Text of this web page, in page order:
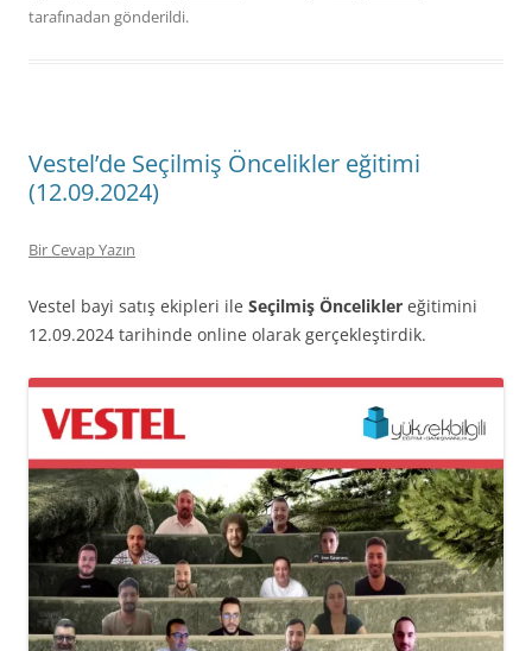
tarafınadan gönderildi.
Vestel’de Seçilmiş Öncelikler eğitimi
(12.09.2024)
Bir Cevap Yazın
Vestel bayi satış ekipleri ile Seçilmiş Öncelikler eğitimini
12.09.2024 tarihinde online olarak gerçekleştirdik.